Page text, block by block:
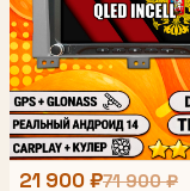
21 900 ₽71 900 ₽